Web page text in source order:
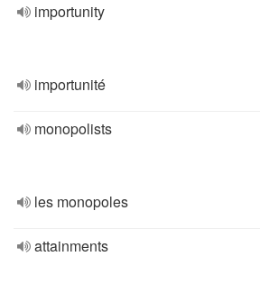
importunity
importunité
monopolists
les monopoles
attainments